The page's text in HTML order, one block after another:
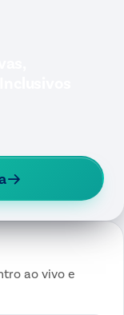
ao vivo e